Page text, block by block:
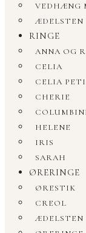
VEDHÆNG
ÆDELSTEN
RINGE
ANNA OG
CELIA
CELIA
CHERIE
HELENE
IRIS
SARAH
ØRERINGE
ØRESTIK
CREOL
ÆDELSTEN